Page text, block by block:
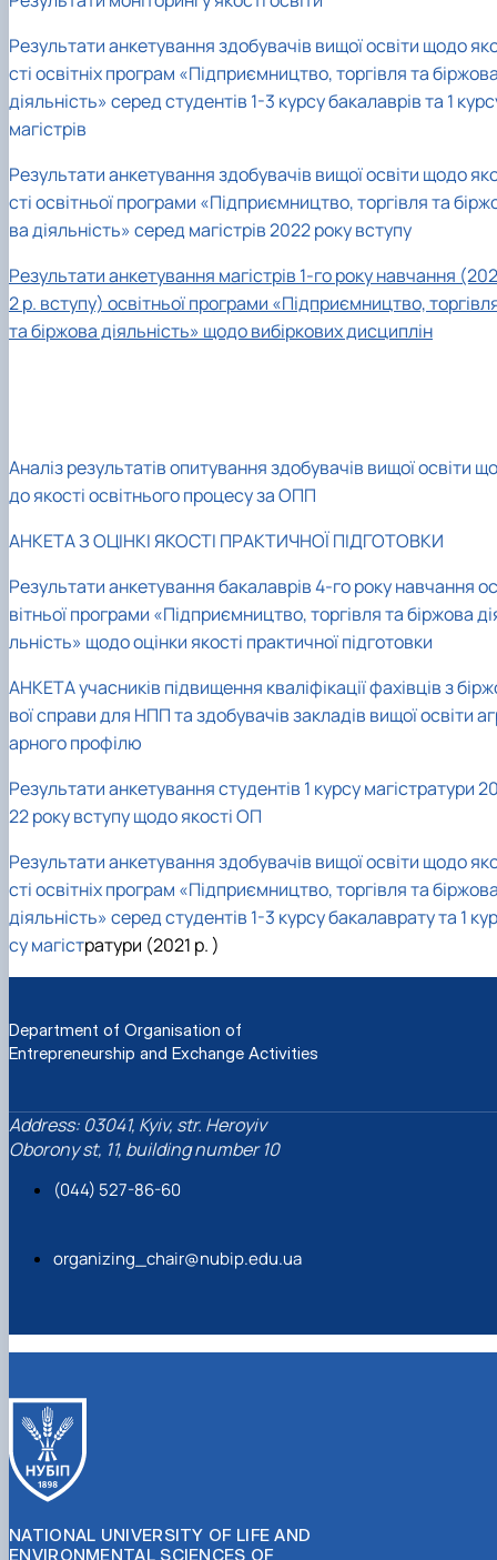
Результатианкетуванняздобувачів вищої освіти щодо
сті освітніх програм «Підприємництво, торгівля та
діяльність» серед студентів 1-3 курсу бакалаврів та 1
магістрів
Результати анкетування здобувачів вищої освіти щодо
сті освітньої програми «Підприємництво, торгівля та
ва діяльність» серед магістрів 2022 року вступу
Результати анкетування магістрів 1-го року навчання (202
2 р. вступу) освітньої програми «Підприємництво,
та біржова діяльність» щодо вибіркових дисциплін
Аналіз результатів опитування здобувачів вищої освіти що
до якості освітнього процесу за ОПП
АНКЕТА З ОЦІНКІ ЯКОСТІ ПРАКТИЧНОЇ ПІДГОТОВКИ
Результати анкетування бакалаврів 4-го року навчанняос
вітньої програми «Підприємництво, торгівля та біржова
льність» щодо оцінки якості практичної підготовки
АНКЕТА учасників підвищення кваліфікації фахівців з
вої справи для НПП та здобувачів закладів вищої освіти
арного профілю
Результати анкетування студентів 1 курсу магістратури
22 року вступу щодо якості ОП
Результати анкетування здобувачів вищої освіти щодо
сті освітніх програм «Підприємництво, торгівля та
діяльність» серед студентів 1-3 курсу бакалаврату та 1 кур
су магістратури (2021 р. )
Department of Organisation of
Entrepreneurship and Exchange Activities
Address: 03041, Kyiv, str. Heroyiv
Oborony st, 11, building number 10
(044) 527-86-60
organizing_chair@nubip.edu.ua
NATIONAL UNIVERSITY OF LIFE AND
ENVIRONMENTAL SCIENCES OF